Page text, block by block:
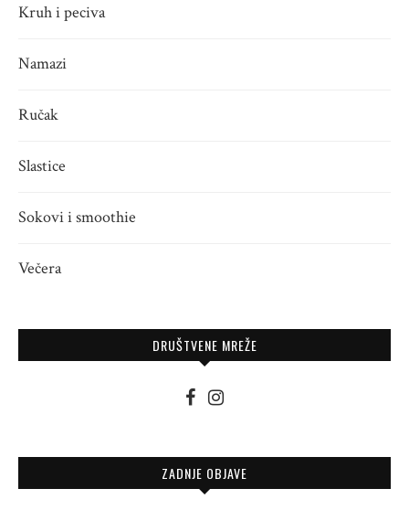
Kruh i peciva
Namazi
Ručak
Slastice
Sokovi i smoothie
Večera
DRUŠTVENE MREŽE
ZADNJE OBJAVE